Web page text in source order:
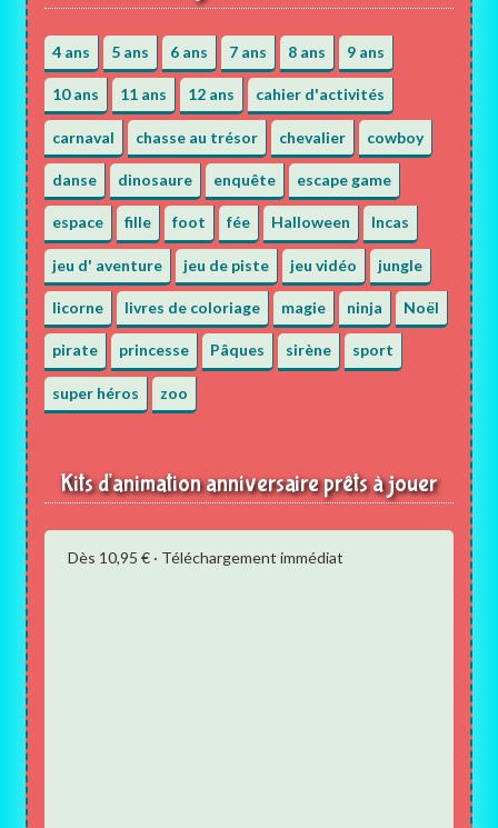
4 ans 5 ans 6 ans 7 ans 8 ans 9 ans
10 ans 11 ans 12 ans cahier d'activités
carnaval chasse au trésor chevalier cowboy
danse dinosaure enquête escape game
espace fille foot fée Halloween Incas
jeu d' aventure jeu de piste jeu vidéo jungle
licorne livres de coloriage magie ninja Noël
pirate princesse Pâques sirène sport
super héros zoo
Kits d'animation anniversaire prêts à jouer
Dès 10,95 € · Téléchargement immédiat